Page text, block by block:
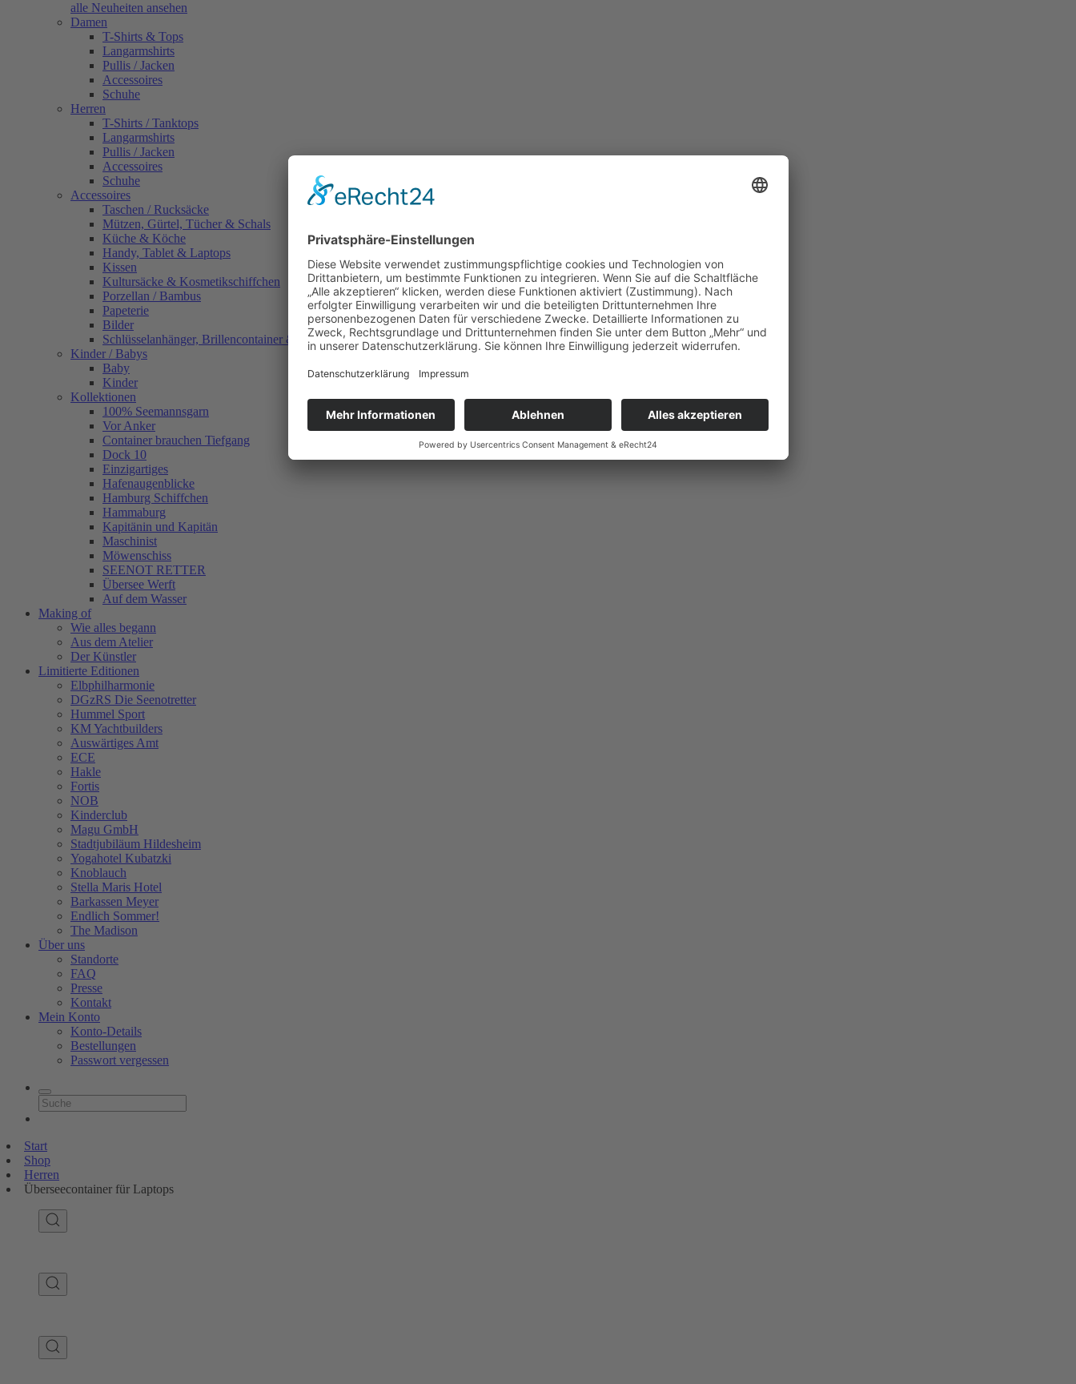
alle Neuheiten ansehen
Damen
T-Shirts & Tops
Langarmshirts
Pullis / Jacken
Accessoires
Schuhe
Herren
T-Shirts / Tanktops
Langarmshirts
Pullis / Jacken
Accessoires
Schuhe
Accessoires
Taschen / Rucksäcke
Mützen, Gürtel, Tücher & Schals
Küche & Köche
Handy, Tablet & Laptops
Kissen
Kultursäcke & Kosmetikschiffchen
Porzellan / Bambus
Papeterie
Bilder
Schlüsselanhänger, Brillencontainer & mehr
Kinder / Babys
Baby
Kinder
Kollektionen
100% Seemannsgarn
Vor Anker
Container brauchen Tiefgang
Dock 10
Einzigartiges
Hafenaugen­blicke
Hamburg Schiffchen
Hammaburg
Kapitänin und Kapitän
Maschinist
Möwenschiss
SEENOT RETTER
Übersee Werft
Auf dem Wasser
Making of
Wie alles begann
Aus dem Atelier
Der Künstler
Limitierte Editionen
Elbphilharmonie
DGzRS Die Seenotretter
Hummel Sport
KM Yachtbuilders
Auswärtiges Amt
ECE
Hakle
Fortis
NOB
Kinderclub
Magu GmbH
Stadtjubiläum Hildesheim
Yogahotel Kubatzki
Knoblauch
Stella Maris Hotel
Barkassen Meyer
Endlich Sommer!
The Madison
Über uns
Standorte
FAQ
Presse
Kontakt
Mein Konto
Konto-Details
Bestellungen
Passwort vergessen
Start
Shop
Herren
Überseecontainer für Laptops